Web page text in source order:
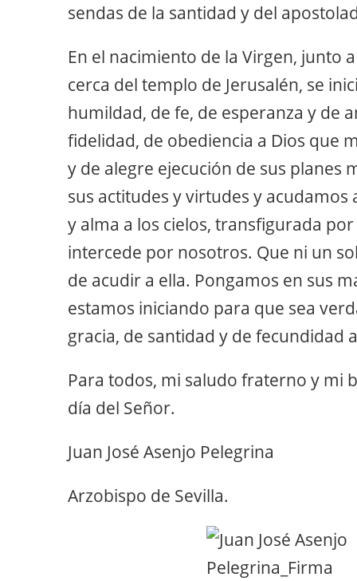
sendas de la santidad y del
En el nacimiento de la Virgen, junto
cerca del templo de Jerusalén, se
humildad, de fe, de esperanza y de
fidelidad, de obediencia a Dios que
y de alegre ejecución de sus planes
sus actitudes y virtudes y
y alma a los cielos, transfigurada
intercede por nosotros. Que ni un
de acudir a ella. Pongamos en sus
estamos iniciando para que sea
gracia, de santidad y de fecundidad
Para todos, mi saludo fraterno y mi
día del Señor.
Juan José Asenjo Pelegrina
Arzobispo de Sevilla.